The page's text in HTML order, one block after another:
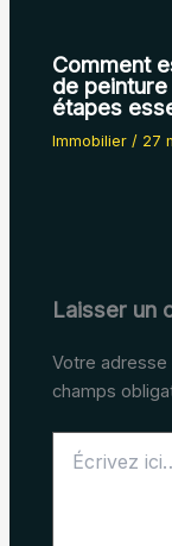
Comment
de
étapes
Immobilier / 27
Laisser un
Votre
champs
ici…